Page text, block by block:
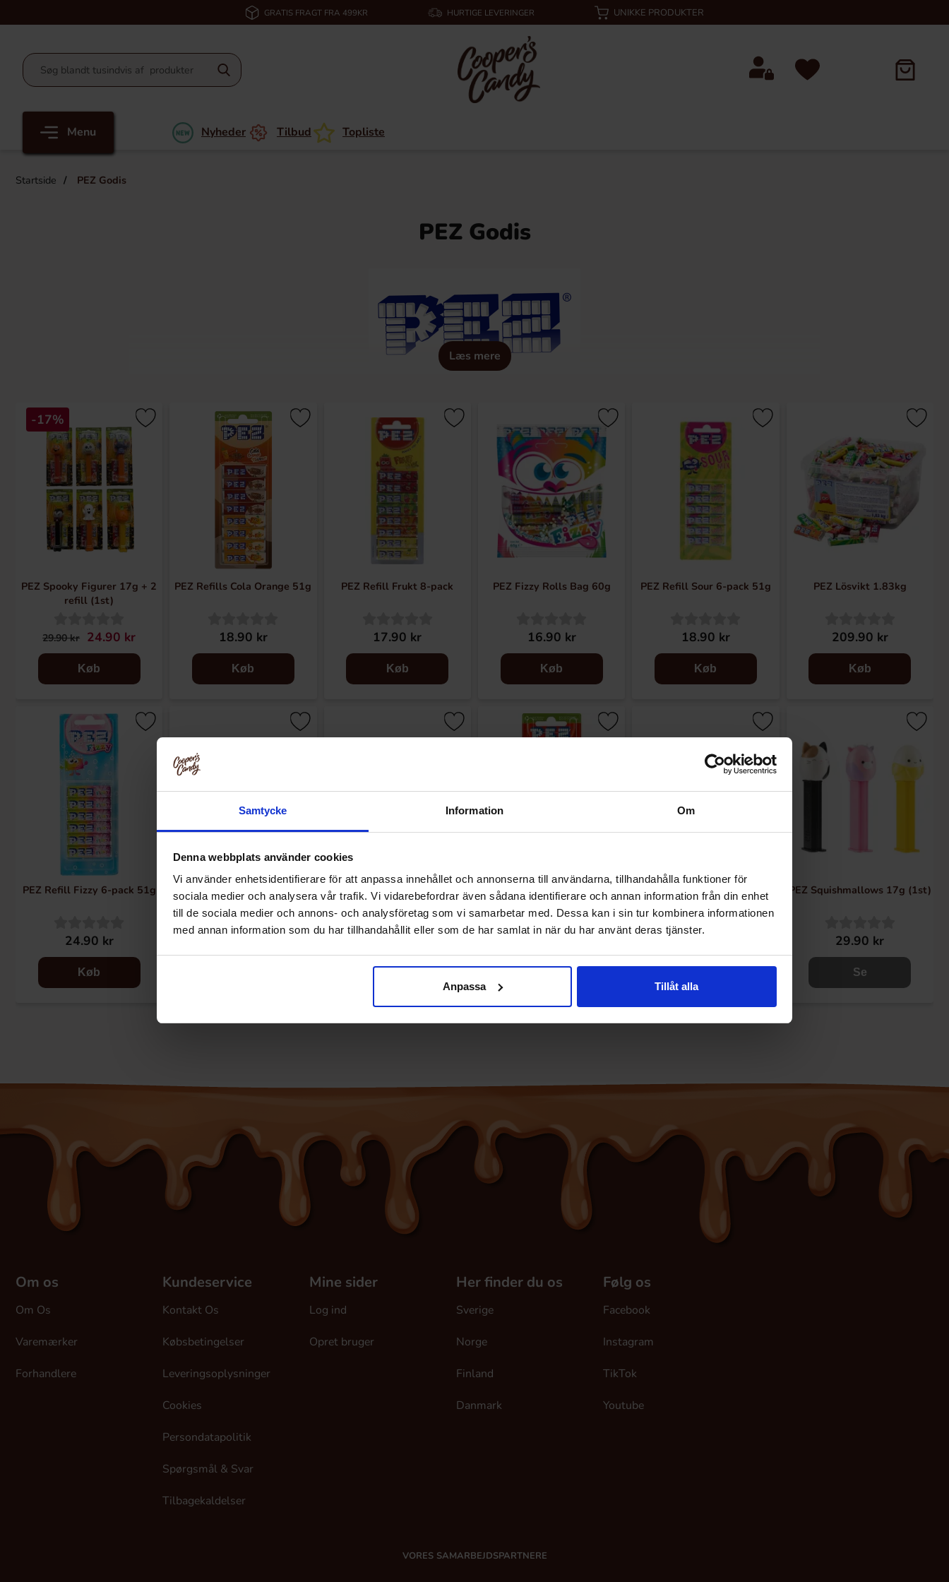
Samtycke Information Om
Denna webbplats använder cookies
Vi använder enhetsidentifierare för att anpassa innehållet och annonserna till användarna, tillhandahålla funktioner för
sociala medier och analysera vår trafik. Vi vidarebefordrar även sådana identifierare och annan information från din enhet
till de sociala medier och annons- och analysföretag som vi samarbetar med. Dessa kan i sin tur kombinera informationen
med annan information som du har tillhandahållit eller som de har samlat in när du har använt deras tjänster.
Anpassa Tillåt alla
GRATIS FRAGT FRA 499KR HURTIGE LEVERINGER UNIKKE PRODUKTER
Menu Nyheder Tilbud Topliste
Startside PEZ Godis
PEZ Godis
Læs mere
PEZ blev fÃ¸rst markedsfÃ¸rt som en komprimeret pebermynteslik i 1927 i Wien, Ã˜strig. I dag sÃ¦lger og markedsfÃ¸rer
virksomheden sine produkter over hele verden med steder i Orange, Connecticut og Traun, Ã˜strig. Mellem dem distribuerer de to
steder omkring 70 millioner Pez-beholdere og 5 milliarder slik om året. PEZ-produkter er tilgÃ¦ngelige i mere end 80 lande over hele
verden.
Slikket kommer i flere forskellige smagsvarianter, og de har masser af spÃ¦ndende og flotte beholdere, som bÃ¸rn bare elsker! Her
finder du beholdere i temaer som Harry Potter, Marvel, Peppa Gris, Peter Plys og Paw Patrol. Der er med andre ord noget for alle her.
-17%
PEZ Spooky Figurer 17g + 2
refill (1st)
29.90 kr 24.90 kr
Køb
PEZ Refills Cola Orange 51g
18.90 kr
Køb
PEZ Refill Frukt 8-pack
17.90 kr
Køb
PEZ Fizzy Rolls Bag 60g
16.90 kr
Køb
PEZ Refill Sour 6-pack 51g
18.90 kr
Køb
PEZ Lösvikt 1.83kg
209.90 kr
Køb
PEZ Refill Fizzy 6-pack 51g
24.90 kr
Køb
PEZ Dextrose Rulle (1st) PEZ Christmas (1st) PEZ Refill Cola 6-pack 51g PEZ Minecraft 17g (1st) PEZ Squishmallows 17g (1st)
29.90 kr
Se
Om os
Om Os
Varemærker
Forhandlere
Kundeservice
Kontakt Os
Købsbetingelser
Leveringsoplysninger
Cookies
Persondatapolitik
Spørgsmål & Svar
Tilbagekaldelser
Mine sider
Log ind
Opret bruger
Her finder du os
Sverige
Norge
Finland
Danmark
Følg os
Facebook
Instagram
TikTok
Youtube
VORES SAMARBEJDSPARTNERE